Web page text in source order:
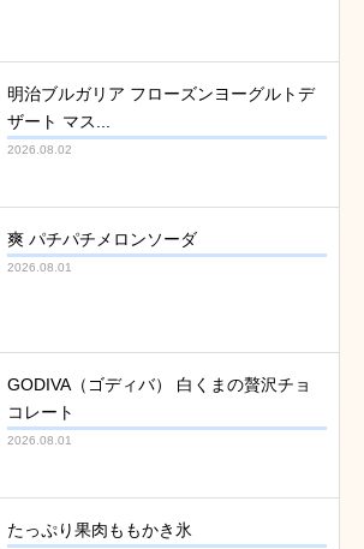
明治ブルガリア フローズンヨーグルトデ
ザート マス...
2026.08.02
爽 パチパチメロンソーダ
2026.08.01
GODIVA（ゴディバ） 白くまの贅沢チョ
コレート
2026.08.01
たっぷり果肉ももかき氷